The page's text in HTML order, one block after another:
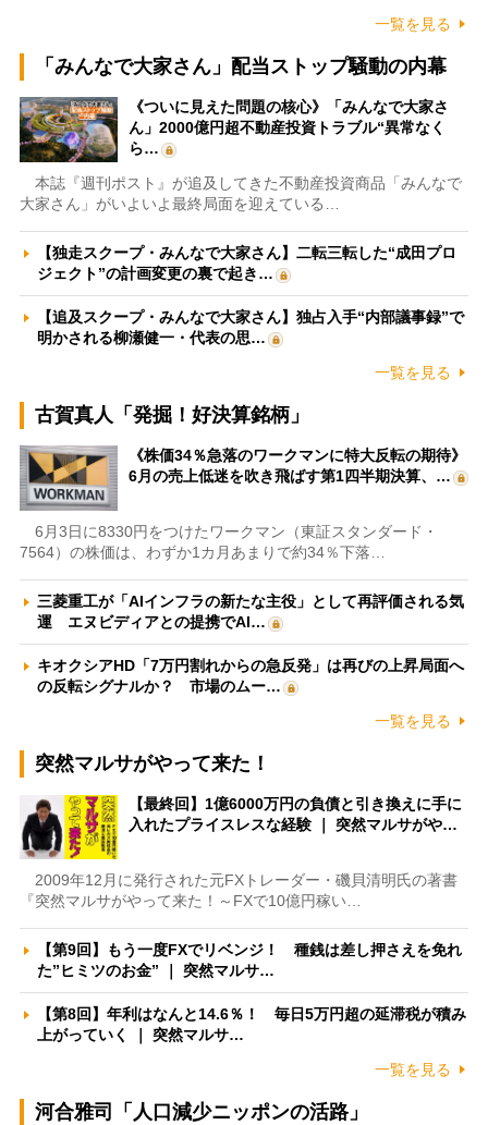
一覧を見る
「みんなで大家さん」配当ストップ騒動の内幕
《ついに見えた問題の核心》「みんなで大家さ
ん」2000億円超不動産投資トラブル“異常なく
ら…
本誌『週刊ポスト』が追及してきた不動産投資商品「みんなで
大家さん」がいよいよ最終局面を迎えている…
【独走スクープ・みんなで大家さん】二転三転した“成田プロ
ジェクト”の計画変更の裏で起き…
【追及スクープ・みんなで大家さん】独占入手“内部議事録”で
明かされる柳瀬健一・代表の思…
一覧を見る
古賀真人「発掘！好決算銘柄」
《株価34％急落のワークマンに特大反転の期待》
6月の売上低迷を吹き飛ばす第1四半期決算、…
6月3日に8330円をつけたワークマン（東証スタンダード・
7564）の株価は、わずか1カ月あまりで約34％下落…
三菱重工が「AIインフラの新たな主役」として再評価される気
運 エヌビディアとの提携でAI…
キオクシアHD「7万円割れからの急反発」は再びの上昇局面へ
の反転シグナルか？ 市場のムー…
一覧を見る
突然マルサがやって来た！
【最終回】1億6000万円の負債と引き換えに手に
入れたプライスレスな経験 ｜ 突然マルサがや…
2009年12月に発行された元FXトレーダー・磯貝清明氏の著書
『突然マルサがやって来た！～FXで10億円稼い…
【第9回】もう一度FXでリベンジ！ 種銭は差し押さえを免れ
た”ヒミツのお金” ｜ 突然マルサ…
【第8回】年利はなんと14.6％！ 毎日5万円超の延滞税が積み
上がっていく ｜ 突然マルサ…
一覧を見る
河合雅司「人口減少ニッポンの活路」